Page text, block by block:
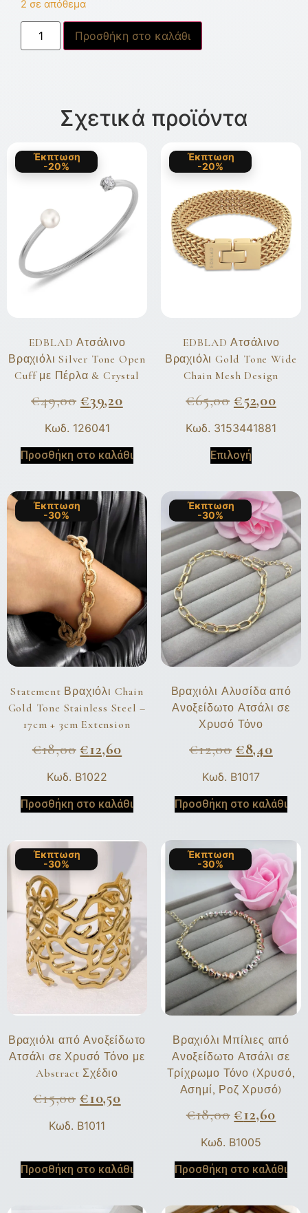
2 σε απόθεμα
Προσθήκη στο καλάθι
Σχετικά προϊόντα
Έκπτωση
-20%
EDBLAD Ατσάλινο
Βραχιόλι Silver Tone Open
Cuff με Πέρλα & Crystal
€49,00 €39,20
Κωδ. 126041
Προσθήκη στο καλάθι
Έκπτωση
-20%
EDBLAD Ατσάλινο
Βραχιόλι Gold Tone Wide
Chain Mesh Design
€65,00 €52,00
Κωδ. 3153441881
Επιλογή
Έκπτωση
-30%
Statement Βραχιόλι Chain
Gold Tone Stainless Steel –
17cm + 3cm Extension
€18,00 €12,60
Κωδ. B1022
Προσθήκη στο καλάθι
Έκπτωση
-30%
Βραχιόλι Αλυσίδα από
Ανοξείδωτο Ατσάλι σε
Χρυσό Τόνο
€12,00 €8,40
Κωδ. B1017
Προσθήκη στο καλάθι
Έκπτωση
-30%
Βραχιόλι από Ανοξείδωτο
Ατσάλι σε Χρυσό Τόνο με
Abstract Σχέδιο
€15,00 €10,50
Κωδ. B1011
Προσθήκη στο καλάθι
Έκπτωση
-30%
Βραχιόλι Μπίλιες από
Ανοξείδωτο Ατσάλι σε
Τρίχρωμο Τόνο (Χρυσό,
Ασημί, Ροζ Χρυσό)
€18,00 €12,60
Κωδ. B1005
Προσθήκη στο καλάθι